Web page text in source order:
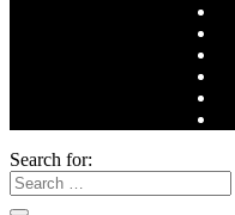
Search for: